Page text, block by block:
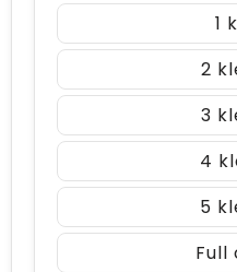
1
2
3
4
5
Full